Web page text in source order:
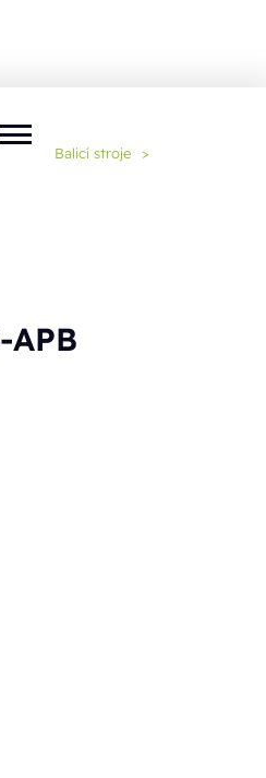
Balicí stroje
>
APB